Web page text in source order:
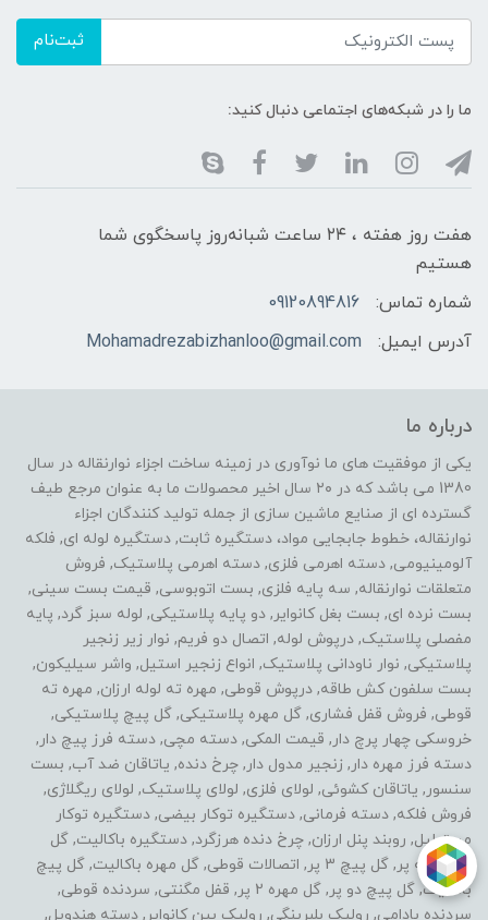
ثبت‌نام
ما را در شبکه‌های اجتماعی دنبال کنید:
هفت روز هفته ، ۲۴ ساعت شبانه‌روز پاسخگوی شما
هستیم
شماره تماس:
09120894816
آدرس ایمیل:
Mohamadrezabizhanloo@gmail.com
درباره ما
یکی از موفقیت های ما نوآوری در زمینه ساخت اجزاء نوارنقاله در سال
1380 می باشد که در ۲۰ سال اخیر محصولات ما به عنوان مرجع طیف
گسترده ای از صنایع ماشین سازی از جمله تولید کنندگان اجزاء
نوارنقاله، خطوط جابجایی مواد، دستگیره ثابت, دستگیره لوله ای, فلکه
آلومینیومی, دسته اهرمی فلزی, دسته اهرمی پلاستیک, فروش
متعلقات نوارنقاله, سه پایه فلزی, بست اتوبوسی, قیمت بست سینی,
بست نرده ای, بست بغل کانوایر, دو پایه پلاستیکی, لوله سبز گرد, پایه
مفصلی پلاستیک, درپوش لوله, اتصال دو فریم, نوار زیر زنجیر
پلاستیکی, نوار ناودانی پلاستیک, انواع زنجیر استیل, واشر سیلیکون,
بست سلفون کش طاقه, درپوش قوطی, مهره ته لوله ارزان, مهره ته
قوطی, فروش قفل فشاری, گل مهره پلاستیکی, گل پیچ پلاستیکی,
خروسکی چهار پرچ دار, قیمت المکی, دسته مچی, دسته فرز پیچ دار,
دسته فرز مهره دار, زنجیر مدول دار, چرخ دنده, یاتاقان ضد آب, بست
سنسور, یاتاقان کشوئی, لولای فلزی, لولای پلاستیک, لولای ریگلاژی,
فروش فلکه, دسته فرمانی, دستگیره توکار بیضی, دستگیره توکار
مستطیل, روبند پنل ارزان, چرخ دنده هرزگرد, دستگیره باکالیت, گل
مهره سه پر, گل پیچ 3 پر, اتصالات قوطی, گل مهره باکالیت, گل پیچ
باکالیت, گل پیچ دو پر, گل مهره 2 پر, قفل مگنتی, سردنده قوطی,
سردنده بادامی, رولیک بلبرینگی, رولیک بین کانوایر, دسته هندویل,